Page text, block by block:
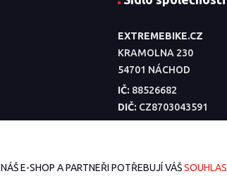
EXTREMEBIKE.CZ
KRAMOLNA 230
54701 NÁCHOD
IČ: 88526682
DIČ: CZ8703043591
NÁŠ E-SHOP A PARTNEŘI POTŘEBUJÍ VÁŠSOUHLAS